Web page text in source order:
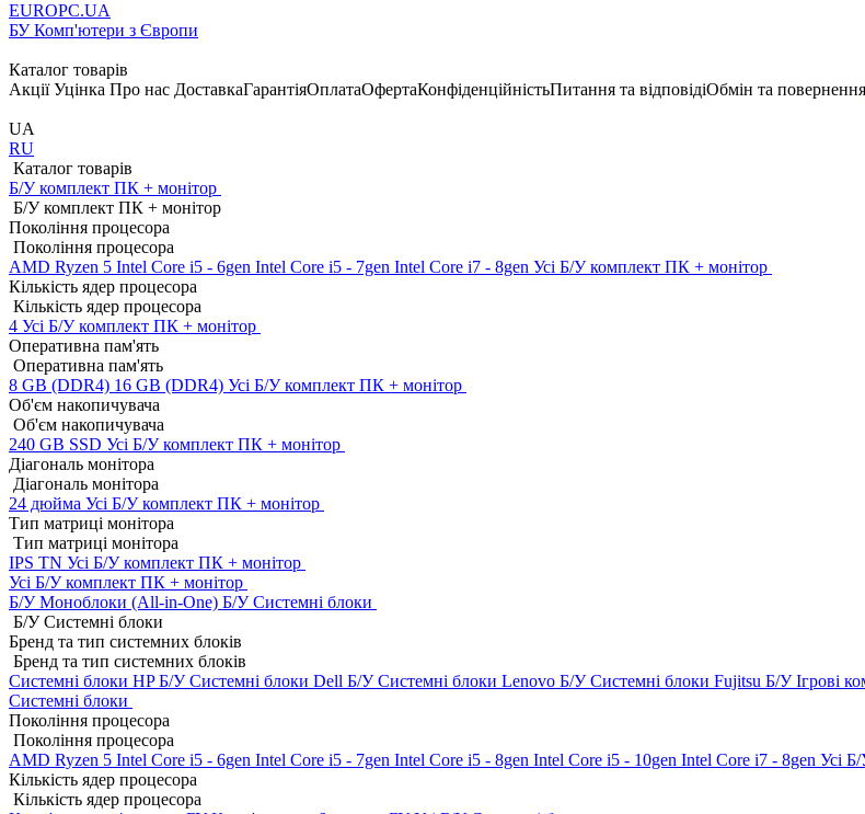
EUROPC.UA
БУ Комп'ютери з Європи
Каталог товарів
Акції Уцінка Про нас ДоставкаГарантіяОплатаОфертаКонфіденційністьПитання та відповідіОбмін та повернення
UA
RU
Каталог товарів
Б/У комплект ПК + монітор
Б/У комплект ПК + монітор
Покоління процесора
Покоління процесора
AMD Ryzen 5 Intel Core i5 - 6gen Intel Core i5 - 7gen Intel Core i7 - 8gen Усі Б/У комплект ПК + монітор
Кількість ядер процесора
Кількість ядер процесора
4 Усі Б/У комплект ПК + монітор
Оперативна пам'ять
Оперативна пам'ять
8 GB (DDR4) 16 GB (DDR4) Усі Б/У комплект ПК + монітор
Об'єм накопичувача
Об'єм накопичувача
240 GB SSD Усі Б/У комплект ПК + монітор
Діагональ монітора
Діагональ монітора
24 дюйма Усі Б/У комплект ПК + монітор
Тип матриці монітора
Тип матриці монітора
IPS TN Усі Б/У комплект ПК + монітор
Усі Б/У комплект ПК + монітор
Б/У Моноблоки (All-in-One) Б/У Системні блоки
Б/У Системні блоки
Бренд та тип системних блоків
Бренд та тип системних блоків
Системні блоки HP Б/УСистемні блоки Dell Б/УСистемні блоки Lenovo Б/УСистемні блоки Fujitsu Б/УІгрові
Системні блоки
Покоління процесора
Покоління процесора
AMD Ryzen 5 Intel Core i5 - 6gen Intel Core i5 - 7gen Intel Core i5 - 8gen Intel Core i5 - 10gen Intel Core i7 - 8gen Усі
Кількість ядер процесора
Кількість ядер процесора